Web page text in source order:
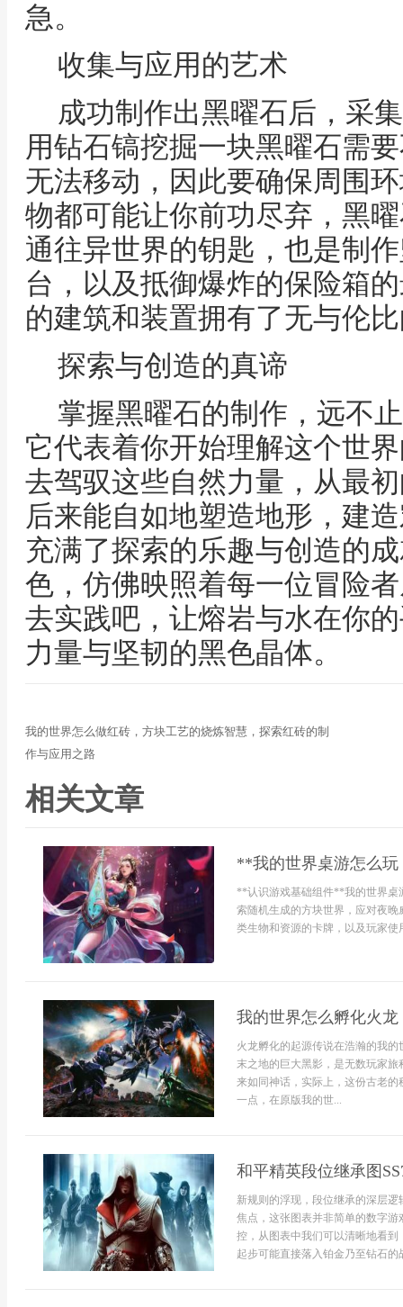
急。
收集与应用的艺术
成功制作出黑曜石后，采
用钻石镐挖掘一块黑曜石需
无法移动，因此要确保周围
物都可能让你前功尽弃，黑
通往异世界的钥匙，也是制
台，以及抵御爆炸的保险箱
的建筑和装置拥有了无与伦
探索与创造的真谛
掌握黑曜石的制作，远不
它代表着你开始理解这个世
去驾驭这些自然力量，从最
后来能自如地塑造地形，建
充满了探索的乐趣与创造的
色，仿佛映照着每一位冒险
去实践吧，让熔岩与水在你
力量与坚韧的黑色晶体。
我的世界怎么做红砖，方块工艺的烧炼智慧，探索红砖的制
作与应用之路
相关文章
**我的世界桌游怎么
**认识游戏基础组件**我的世界桌
索随机生成的方块世界，应对夜
类生物和资源的卡牌，以及玩家使
我的世界怎么孵化火
火龙孵化的起源传说在浩瀚的我
末之地的巨大黑影，是无数玩家
来如同神话，实际上，这份古老
一点，在原版我的世...
和平精英段位继承图
新规则的浮现，段位继承的深层
焦点，这张图表并非简单的数字
控，从图表中我们可以清晰地看
起步可能直接落入铂金乃至钻石